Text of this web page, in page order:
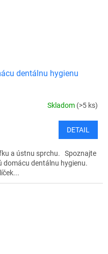
dentálnu hygienu
Skladom (>5 ks)
DETAIL
a ústnu sprchu. Spoznajte
domácu dentálnu hygienu.